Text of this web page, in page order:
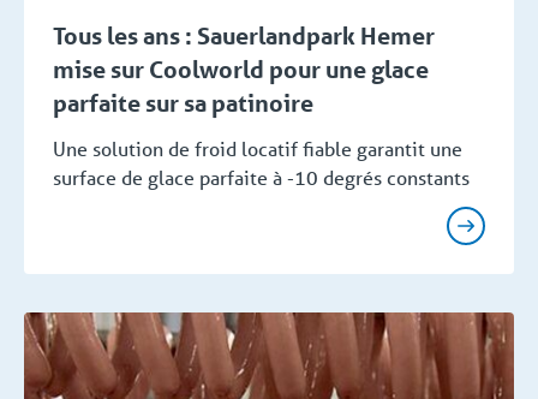
Tous les ans : Sauerlandpark Hemer
mise sur Coolworld pour une glace
parfaite sur sa patinoire
Une solution de froid locatif fiable garantit une
surface de glace parfaite à -10 degrés constants